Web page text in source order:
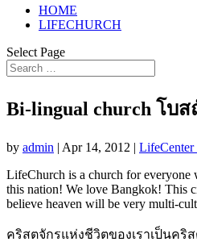
HOME
LIFECHURCH
Select Page
Bi-lingual church โบ
by admin | Apr 14, 2012 | LifeCenter
LifeChurch is a church for
this nation! We love Bangkok! This
believe heaven will be very multi-
คริสตจักรแห่งชีวิตของเราเป็นค